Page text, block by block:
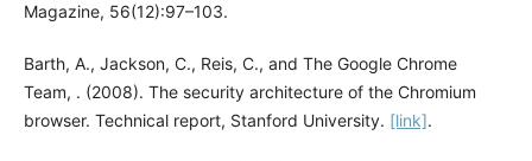
Magazine, 56(12):97–103.
Barth, A., Jackson, C., Reis, C., and The Google Chrome
Team, . (2008). The security architecture of the Chromium
browser. Technical report, Stanford University. [link].